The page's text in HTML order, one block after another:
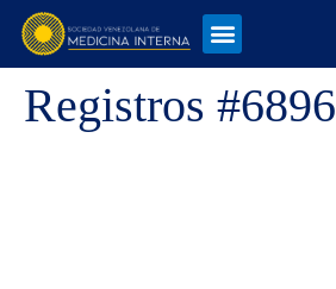
Registros #6896